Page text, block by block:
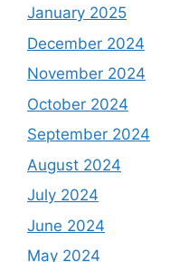
January 2025
December 2024
November 2024
October 2024
September 2024
August 2024
July 2024
June 2024
May 2024